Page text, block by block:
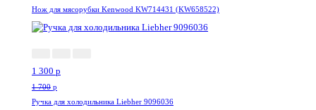
Нож для мясорубки Kenwood KW714431 (KW658522)
1 300 p
1 700 p
Ручка для холодильника Liebher 9096036